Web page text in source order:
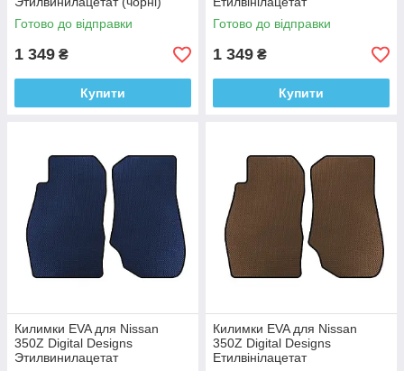
Готово до відправки
1 349 ₴
Купити
Готово до відправки
1 349 ₴
Купити
Килимки EVA для Nissan
350Z Digital Designs
Этилвинилацетат
Килимки EVA для Nissan
350Z Digital Designs
Етилвінілацетат